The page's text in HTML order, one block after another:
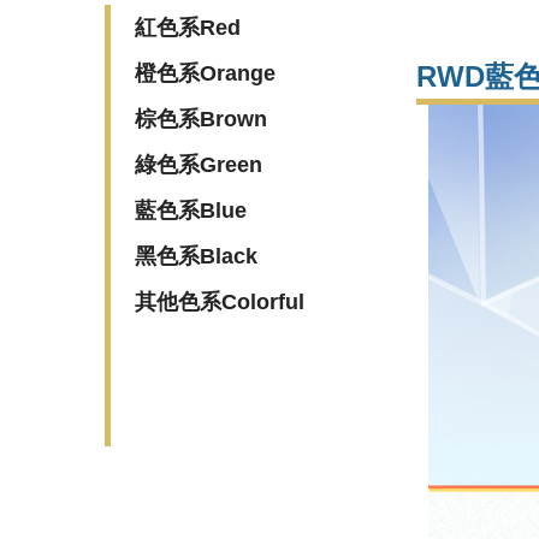
紅色系Red
橙色系Orange
棕色系Brown
綠色系Green
藍色系Blue
黑色系Black
其他色系Colorful
RWD藍